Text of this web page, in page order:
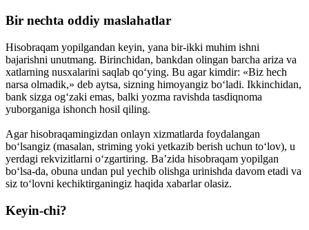
Bir nechta oddiy maslahatlar
Hisobraqam yopilgandan keyin, yana bir-ikki muhim ishni
bajarishni unutmang. Birinchidan, bankdan olingan barcha ariza va
xatlarning nusxalarini saqlab qo‘ying. Bu agar kimdir: «Biz hech
narsa olmadik,» deb aytsa, sizning himoyangiz bo‘ladi. Ikkinchidan,
bank sizga og‘zaki emas, balki yozma ravishda tasdiqnoma
yuborganiga ishonch hosil qiling.
Agar hisobraqamingizdan onlayn xizmatlarda foydalangan
bo‘lsangiz (masalan, striming yoki yetkazib berish uchun to‘lov), u
yerdagi rekvizitlarni o‘zgartiring. Ba’zida hisobraqam yopilgan
bo‘lsa-da, obuna undan pul yechib olishga urinishda davom etadi va
siz to‘lovni kechiktirganingiz haqida xabarlar olasiz.
Keyin-chi?